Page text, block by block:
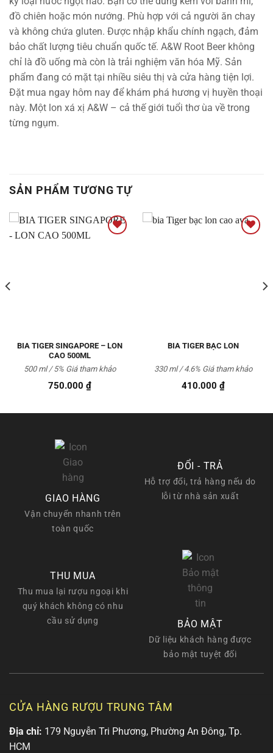
đồ chiên hoặc món nướng. Phù hợp với cả người ăn chay
và không chứa gluten. Được nhập khẩu chính ngạch, đảm
bảo chất lượng tiêu chuẩn quốc tế. A&W Root Beer không
chỉ là đồ uống mà còn là trải nghiệm văn hóa Mỹ. Sản
phẩm đang có mặt tại nhiều siêu thị và cửa hàng tiện lợi.
Đặt mua ngay hôm nay để khám phá hương vị huyền thoại
này. Một lon xá xị A&W – cả thế giới tuổi thơ ùa về trong
từng ngụm.
SẢN PHẨM TƯƠNG TỰ
BIA TIGER SINGAPORE – LON
CAO 500ML
750.000 ₫
500 ml / 5% Giá tham khảo
BIA TIGER BẠC LON
410.000 ₫
330 ml / 4.6% Giá tham khảo
GIAO HÀNG
Vận chuyển nhanh trên
toàn quốc
ĐỔI - TRẢ
Hỗ trợ đổi, trả hàng nếu do
lỗi từ nhà sản xuất
THU MUA
Thu mua lại rượu ngoại khi
quý khách không có nhu
cầu sử dụng
BẢO MẬT
Dữ liệu khách hàng được
bảo mật tuyệt đối
CỬA HÀNG RƯỢU TRUNG TÂM
Địa chỉ: 179 Nguyễn Tri Phương, Phường An Đông, Tp.
HCM